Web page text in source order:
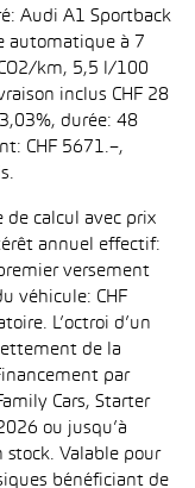
Audi A1 Sportback
automatique à 7
km, 5,5 l/100
inclus CHF 28
durée: 48
CHF 5671.–,
de calcul avec prix
annuel effectif:
versement
véhicule: CHF
L’octroi d’un
de la
par
Cars, Starter
ou jusqu’à
stock. Valable pour
bénéficiant de